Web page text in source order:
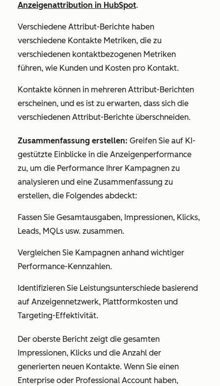
Anzeigenattribution in HubSpot.
Verschiedene Attribut-Berichte haben
verschiedene Kontakte Metriken, die zu
verschiedenen kontaktbezogenen Metriken
führen, wie Kunden und Kosten pro Kontakt.
Kontakte können in mehreren Attribut-Berichten
erscheinen, und es ist zu erwarten, dass sich die
verschiedenen Attribut-Berichte überschneiden.
Zusammenfassung erstellen: Greifen Sie auf KI-
gestützte Einblicke in die Anzeigenperformance
zu, um die Performance Ihrer Kampagnen zu
analysieren und eine Zusammenfassung zu
erstellen, die Folgendes abdeckt:
Fassen Sie Gesamtausgaben, Impressionen, Klicks,
Leads, MQLs usw. zusammen.
Vergleichen Sie Kampagnen anhand wichtiger
Performance-Kennzahlen.
Identifizieren Sie Leistungsunterschiede basierend
auf Anzeigennetzwerk, Plattformkosten und
Targeting-Effektivität.
Der oberste Bericht zeigt die gesamten
Impressionen, Klicks und die Anzahl der
generierten neuen Kontakte. Wenn Sie einen
Enterprise oder Professional Account haben,